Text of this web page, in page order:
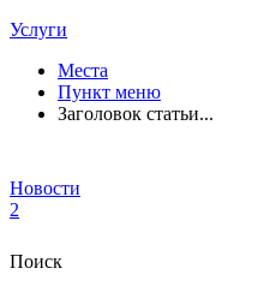
Услуги
Места
Пункт меню
Заголовок статьи...
Новости
2
Поиск